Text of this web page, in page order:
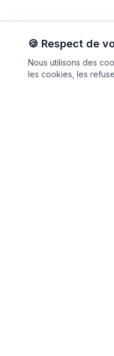
🍪 Respect de
Nous utilisons des
les cookies, les